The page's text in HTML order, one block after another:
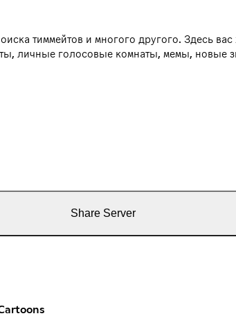
тиммейтов и многого другого. Здесь
личные голосовые комнаты, мемы, новые
Share Server